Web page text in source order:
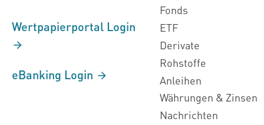
Wertpapierportal Login
eBanking Login
Fonds
ETF
Derivate
Rohstoffe
Anleihen
Währungen & Zinsen
Nachrichten